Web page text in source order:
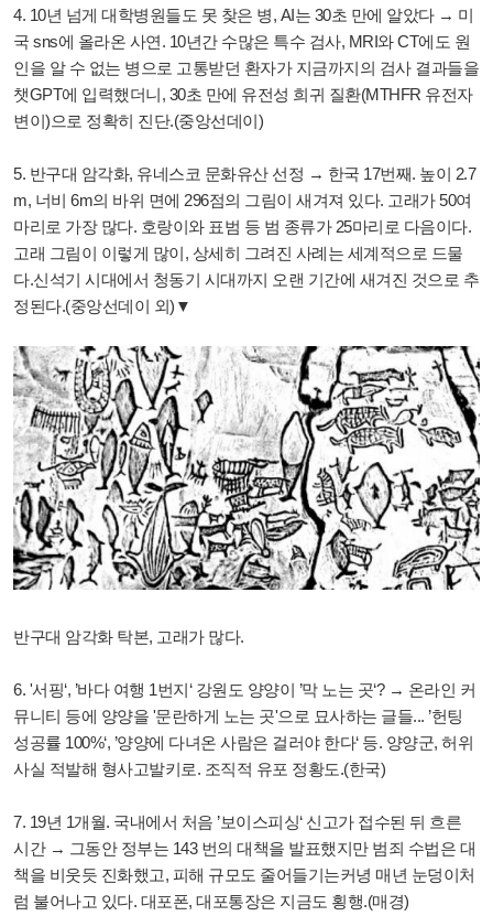
4. 10년 넘게 대학병원들도 못 찾은 병, AI는 30초 만에 알았다 → 미
국 sns에 올라온 사연. 10년간 수많은 특수 검사, MRI와 CT에도 원
인을 알 수 없는 병으로 고통받던 환자가 지금까지의 검사 결과들을
챗GPT에 입력했더니, 30초 만에 유전성 희귀 질환(MTHFR 유전자
변이)으로 정확히 진단.(중앙선데이)
5. 반구대 암각화, 유네스코 문화유산 선정 → 한국 17번째. 높이 2.7
m, 너비 6m의 바위 면에 296점의 그림이 새겨져 있다. 고래가 50여
마리로 가장 많다. 호랑이와 표범 등 범 종류가 25마리로 다음이다.
고래 그림이 이렇게 많이, 상세히 그려진 사례는 세계적으로 드물
다.신석기 시대에서 청동기 시대까지 오랜 기간에 새겨진 것으로 추
정된다.(중앙선데이 외)▼
반구대 암각화 탁본, 고래가 많다.
6. '서핑‘, ’바다 여행 1번지‘ 강원도 양양이 ’막 노는 곳‘? → 온라인 커
뮤니티 등에 양양을 '문란하게 노는 곳'으로 묘사하는 글들... ’헌팅
성공률 100%‘, ’양양에 다녀온 사람은 걸러야 한다‘ 등. 양양군, 허위
사실 적발해 형사고발키로. 조직적 유포 정황도.(한국)
7. 19년 1개월. 국내에서 처음 ’보이스피싱‘ 신고가 접수된 뒤 흐른
시간 → 그동안 정부는 143 번의 대책을 발표했지만 범죄 수법은 대
책을 비웃듯 진화했고, 피해 규모도 줄어들기는커녕 매년 눈덩이처
럼 불어나고 있다. 대포폰, 대포통장은 지금도 횡행.(매경)